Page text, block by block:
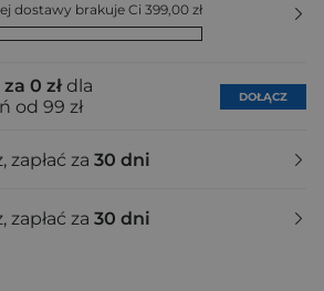
dostawy brakuje Ci 399,00 zł
0 zł dla
od 99 zł
DOŁĄCZ
zapłać za 30 dni
zapłać za 30 dni